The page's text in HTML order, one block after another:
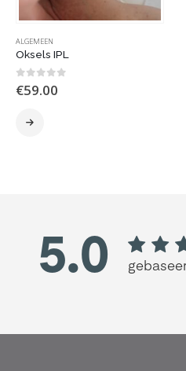
ALGEMEEN
Oksels IPL
0out of 5
€59.00